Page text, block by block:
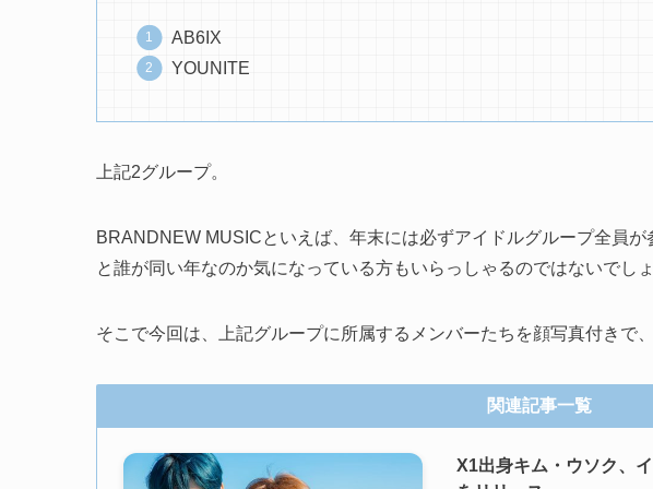
AB6IX
YOUNITE
上記2グループ。
BRANDNEW MUSICといえば、年末には必ずアイドルグループ全員
と誰が同い年なのか気になっている方もいらっしゃるのではないでしょ
そこで今回は、上記グループに所属するメンバーたちを顔写真付きで
関連記事一覧
X1出身キム・ウソク、